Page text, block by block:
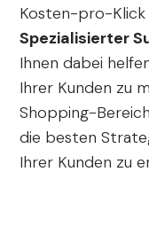
Kosten-pro-Klick
Spezialisierter
Ihnen dabei
Ihrer Kunden zu
Shopping-
die besten
Ihrer Kunden zu